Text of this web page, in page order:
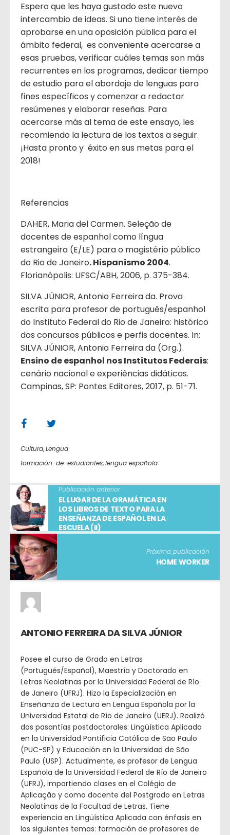
Espero que les haya gustado este nuevo
intercambio de ideas. Si uno tiene interés de
aprobarse en una oposición pública para el
ámbito federal, es conveniente acercarse a
esas pruebas, verificar cuáles temas son más
recurrentes en los programas, dedicar tiempo
de estudio para el abordaje de lenguas para
fines específicos y comenzar a redactar
resúmenes y elaborar reseñas. Para
acercarse más al tema de este ensayo, les
recomiendo la lectura de los textos a seguir.
¡Hasta pronto y éxito en sus metas para el
2018!
Referencias
DAHER, Maria del Carmen. Seleção de
docentes de espanhol como língua
estrangeira (E/LE) para o magistério público
do Rio de Janeiro. Hispanismo 2004.
Florianópolis: UFSC/ABH, 2006, p. 375-384.
SILVA JÚNIOR, Antonio Ferreira da. Prova
escrita para profesor de português/espanhol
do Instituto Federal do Rio de Janeiro: histórico
dos concursos públicos e perfis docentes. In:
SILVA JÚNIOR, Antonio Ferreira da (Org.).
Ensino de espanhol nos Institutos Federais:
cenário nacional e experiências didáticas.
Campinas, SP: Pontes Editores, 2017, p. 51-71.
Cultura,Lengua
formación-de-estudiantes,lengua española
Publicación anterior
EL LUGAR DE LA GRAMÁTICA EN
LOS LIBROS DE TEXTO PARA LA
ENSEÑANZA DE ESPAÑOL EN LA
ESCUELA (II)
Próxima publicación
HOME WORKER
ANTONIO FERREIRA DA SILVA JÚNIOR
Posee el curso de Grado en Letras
(Portugués/Español), Maestría y Doctorado en
Letras Neolatinas por la Universidad Federal de Río
de Janeiro (UFRJ). Hizo la Especialización en
Enseñanza de Lectura en Lengua Española por la
Universidad Estatal de Río de Janeiro (UERJ). Realizó
dos pasantías postdoctorales: Lingüística Aplicada
en la Universidad Pontificia Católica de São Paulo
(PUC-SP) y Educación en la Universidad de São
Paulo (USP). Actualmente, es profesor de Lengua
Española de la Universidad Federal de Río de Janeiro
(UFRJ), impartiendo clases en el Colégio de
Aplicação y como docente del Postgrado en Letras
Neolatinas de la Facultad de Letras. Tiene
experiencia en Lingüística Aplicada con énfasis en
los siguientes temas: formación de profesores de